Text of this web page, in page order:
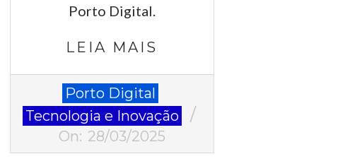
Porto Digital.
LEIA MAIS
03-
28
Porto Digital
Tecnologia e Inovação
On: 28/03/2025